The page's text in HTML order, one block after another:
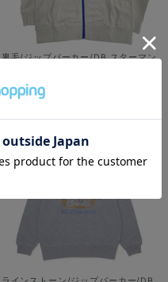
裏毛/ジップパーカー/DB.スターマン